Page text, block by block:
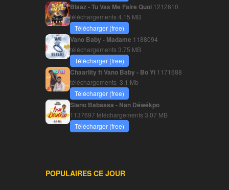
Blaaz - Tu Vas Me Faire Quoi 1212610
téléchargements4.15 MB
Télécharger (free)
Vano Baby - Madame 1188094
téléchargements3.75 MB
Télécharger (free)
Chaarlity ft Vano Baby - Bo Yi 1171688
téléchargements 3.1 Mb
Télécharger (free)
Siano Babassa - Nan Déwékpo
1137697 téléchargements3.07 MB
Télécharger (free)
POPULAIRES CE JOUR